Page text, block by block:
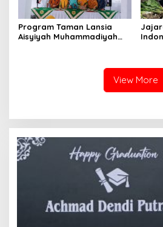
Program Taman Lansia
Aisyiyah Muhammadiyah
dan
View More